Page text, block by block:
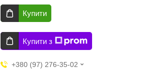
Купити
Купити з
+380 (97) 276-35-02